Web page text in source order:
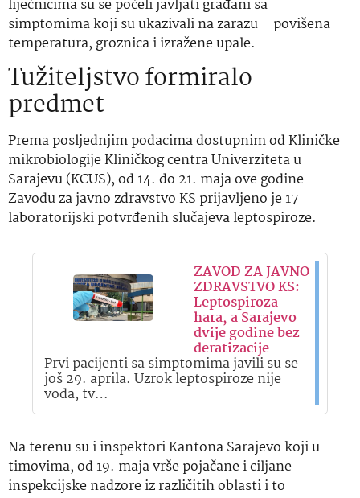
liječnicima su se počeli javljati građani sa
simptomima koji su ukazivali na zarazu – povišena
temperatura, groznica i izražene upale.
Tužiteljstvo formiralo
predmet
Prema posljednjim podacima dostupnim od Kliničke
mikrobiologije Kliničkog centra Univerziteta u
Sarajevu (KCUS), od 14. do 21. maja ove godine
Zavodu za javno zdravstvo KS prijavljeno je 17
laboratorijski potvrđenih slučajeva leptospiroze.
ZAVOD ZA JAVNO
ZDRAVSTVO KS:
Leptospiroza
hara, a Sarajevo
dvije godine bez
deratizacije
Prvi pacijenti sa simptomima javili su se
još 29. aprila. Uzrok leptospiroze nije
voda, tv…
Na terenu su i inspektori Kantona Sarajevo koji u
timovima, od 19. maja vrše pojačane i ciljane
inspekcijske nadzore iz različitih oblasti i to